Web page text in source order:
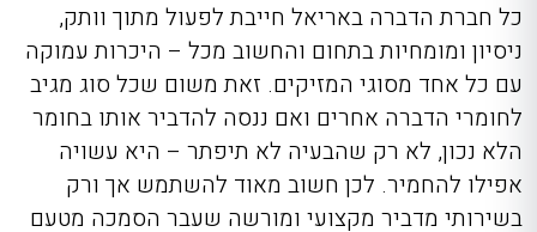
כל חברת הדברה באריאל חייבת לפעול מתוך וותק,
ניסיון ומומחיות בתחום והחשוב מכל – היכרות עמוקה
עם כל אחד מסוגי המזיקים. זאת משום שכל סוג מגיב
לחומרי הדברה אחרים ואם ננסה להדביר אותו בחומר
הלא נכון, לא רק שהבעיה לא תיפתר – היא עשויה
אפילו להחמיר. לכן חשוב מאוד להשתמש אך ורק
בשירותי מדביר מקצועי ומורשה שעבר הסמכה מטעם